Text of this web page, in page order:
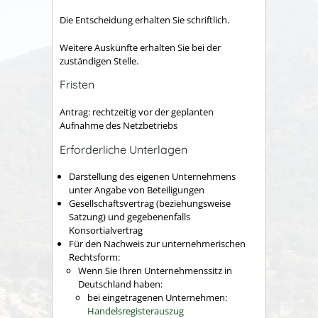
Die Entscheidung erhalten Sie schriftlich.
Weitere Auskünfte erhalten Sie bei der
zuständigen Stelle.
Fristen
Antrag: rechtzeitig vor der geplanten
Aufnahme des Netzbetriebs
Erforderliche Unterlagen
Darstellung des eigenen Unternehmens
unter Angabe von Beteiligungen
Gesellschaftsvertrag (beziehungsweise
Satzung) und gegebenenfalls
Konsortialvertrag
Für den Nachweis zur unternehmerischen
Rechtsform:
Wenn Sie Ihren Unternehmenssitz in
Deutschland haben:
bei eingetragenen Unternehmen:
Handelsregisterauszug